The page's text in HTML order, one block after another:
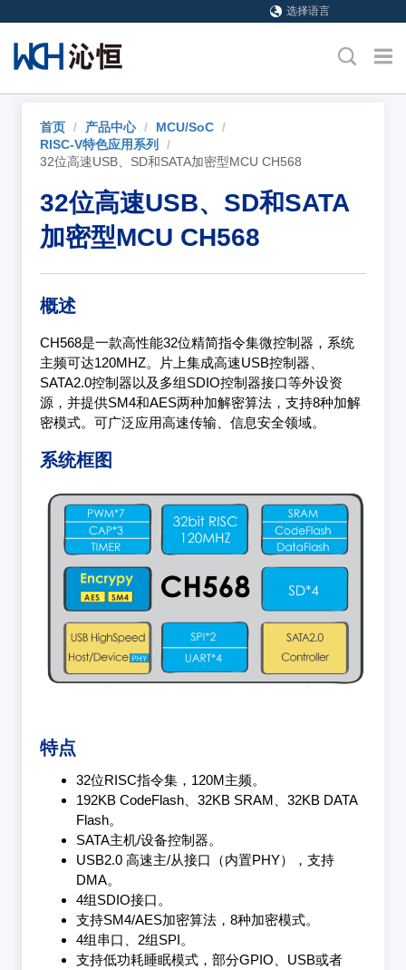
选择语言
首页 / 产品中心 / MCU/SoC /
RISC-V特色应用系列
/
32位高速USB、SD和SATA加密型MCU CH568
32位高速USB、SD和SATA
加密型MCU CH568
概述
CH568是一款高性能32位精简指令集微控制器，系统
主频可达120MHZ。片上集成高速USB控制器、
SATA2.0控制器以及多组SDIO控制器接口等外设资
源，并提供SM4和AES两种加解密算法，支持8种加解
密模式。可广泛应用高速传输、信息安全领域。
系统框图
特点
32位RISC指令集，120M主频。
192KB CodeFlash、32KB SRAM、32KB DATA
Flash。
SATA主机/设备控制器。
USB2.0 高速主/从接口（内置PHY），支持
DMA。
4组SDIO接口。
支持SM4/AES加密算法，8种加密模式。
4组串口、2组SPI。
支持低功耗睡眠模式，部分GPIO、USB或者